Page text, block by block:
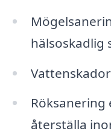
hälsoskadlig
återställa